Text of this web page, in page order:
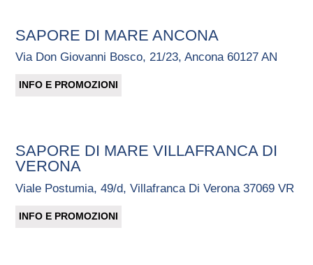
SAPORE DI MARE ANCONA
Via Don Giovanni Bosco, 21/23, Ancona 60127 AN
INFO E PROMOZIONI
SAPORE DI MARE VILLAFRANCA DI
VERONA
Viale Postumia, 49/d, Villafranca Di Verona 37069 VR
INFO E PROMOZIONI